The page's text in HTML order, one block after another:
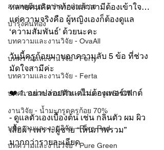
สาเหตุมีบุตรยากจากฝ่ายชาย
บำรุงคนท้อง
บทความและงานวิจัย - OvaAll
บทความและงานวิจัย - Ferty
บทความและงานวิจัย - Ferta
บทความและงานวิจัย - น้ำมะกรูด SHOT
งานวิจัย - น้ำมะกรูดครูก้อย 70%
บทความและงานวิจัย - Pure Red
บทความและงานวิจัย - Pure Green
หลายคนคิดว่าท้องแล้วสามีต้องเข้าใจ…
แต่ความจริงคือ ผู้หญิงเองก็ต้องดูแล
‘ความสัมพันธ์’ ด้วยนะคะ
วันนี้ครูก้อยมาบอกความลับ 5 ข้อ ที่ช่วง
มัดใจสามีค่ะ
❤️ 1. อย่าปล่อยตัวแต่ไม่ต้องเพอร์เฟกต์
- ดูแลตัวเองเบื้องต้น เช่น กลิ่นตัว ผม ผิว
เสื้อผ้า เพราะผู้ชาย “เห็นภาพรวม”
มากกว่ารายละเอียด